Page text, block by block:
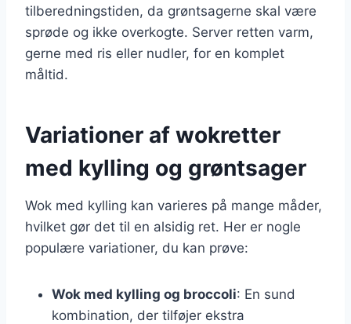
tilberedningstiden, da grøntsagerne skal være
sprøde og ikke overkogte. Server retten varm,
gerne med ris eller nudler, for en komplet
måltid.
Variationer af wokretter
med kylling og grøntsager
Wok med kylling kan varieres på mange måder,
hvilket gør det til en alsidig ret. Her er nogle
populære variationer, du kan prøve:
Wok med kylling og broccoli: En sund
kombination, der tilføjer ekstra